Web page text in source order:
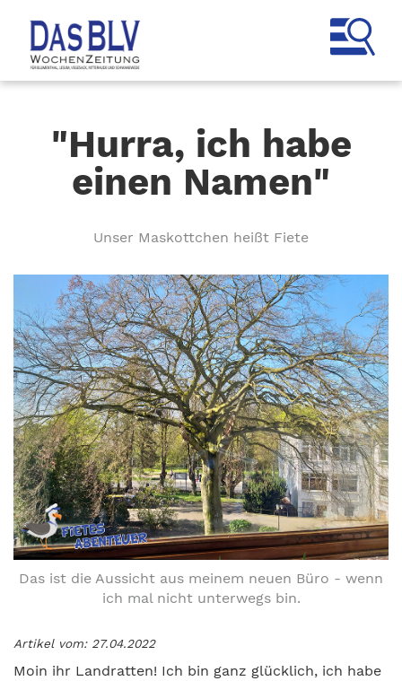
"Hurra, ich habe
einen Namen"
Unser Maskottchen heißt Fiete
Das ist die Aussicht aus meinem neuen Büro - wenn
ich mal nicht unterwegs bin.
Artikel vom: 27.04.2022
Moin ihr Landratten! Ich bin ganz glücklich, ich habe